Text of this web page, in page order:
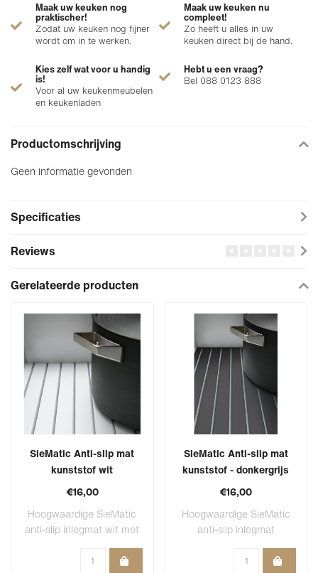
Maak uw keuken nog
praktischer!
Zodat uw keuken nog fijner
wordt om in te werken.
Maak uw keuken nu
compleet!
Zo heeft u alles in uw
keuken direct bij de hand.
Kies zelf wat voor u handig
is!
Voor al uw keukenmeubelen
en keukenladen
Hebt u een vraag?
Bel 088 0123 888
Productomschrijving
Geen informatie gevonden
Specificaties
Reviews
Gerelateerde producten
SieMatic Anti-slip mat
kunststof wit
€16,00
Hoogwaardige SieMatic
anti-slip inlegmat wit met
gripdeck st..
SieMatic Anti-slip mat
kunststof - donkergrijs
NIEUW 2023
€16,00
Hoogwaardige SieMatic
anti-slip inlegmat
donkergrijs met gri..